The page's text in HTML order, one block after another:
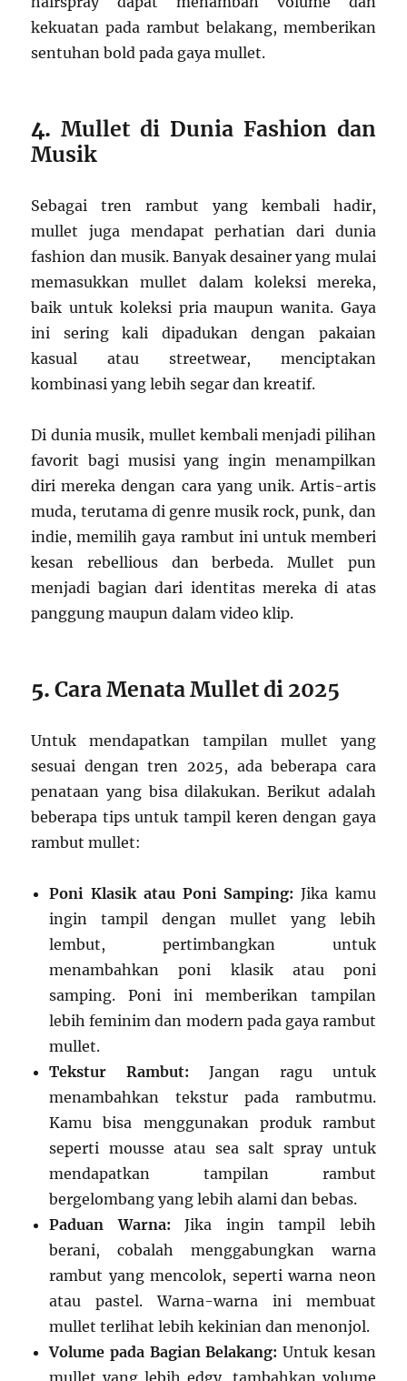
kekuatan pada rambut belakang, memberikan
sentuhan bold pada gaya mullet.
4.Mullet di Dunia Fashion dan
Musik
Sebagai tren rambut yang kembali hadir,
mullet juga mendapat perhatian dari dunia
fashion dan musik. Banyak desainer yang mulai
memasukkan mullet dalam koleksi mereka,
baik untuk koleksi pria maupun wanita. Gaya
ini sering kali dipadukan dengan pakaian
kasual atau streetwear, menciptakan
kombinasi yang lebih segar dan kreatif.
Di dunia musik, mullet kembali menjadi pilihan
favorit bagi musisi yang ingin menampilkan
diri mereka dengan cara yang unik. Artis-artis
muda, terutama di genre musik rock, punk, dan
indie, memilih gaya rambut ini untuk memberi
kesan rebellious dan berbeda. Mullet pun
menjadi bagian dari identitas mereka di atas
panggung maupun dalam video klip.
5.Cara Menata Mullet di 2025
Untuk mendapatkan tampilan mullet yang
sesuai dengan tren 2025, ada beberapa cara
penataan yang bisa dilakukan. Berikut adalah
beberapa tips untuk tampil keren dengan gaya
rambut mullet:
Poni Klasik atau Poni Samping: Jika kamu
ingin tampil dengan mullet yang lebih
lembut, pertimbangkan untuk
menambahkan poni klasik atau poni
samping. Poni ini memberikan tampilan
lebih feminim dan modern pada gaya rambut
mullet.
Tekstur Rambut: Jangan ragu untuk
menambahkan tekstur pada rambutmu.
Kamu bisa menggunakan produk rambut
seperti mousse atau sea salt spray untuk
mendapatkan tampilan rambut
bergelombang yang lebih alami dan bebas.
Paduan Warna: Jika ingin tampil lebih
berani, cobalah menggabungkan warna
rambut yang mencolok, seperti warna neon
atau pastel. Warna-warna ini membuat
mullet terlihat lebih kekinian dan menonjol.
Volume pada Bagian Belakang: Untuk kesan